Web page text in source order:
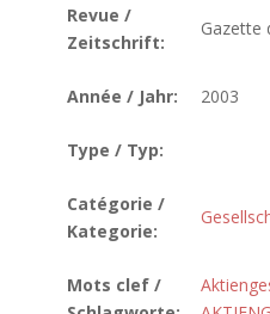
Revue /
Zeitschrift:
Gazette
Année / Jahr: 2003
Type / Typ:
Catégorie /
Kategorie:
Mots clef /